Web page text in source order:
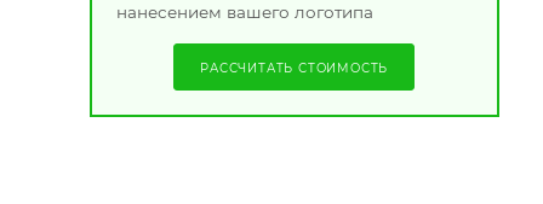
нанесением вашего логотипа
РАССЧИТАТЬ СТОИМОСТЬ